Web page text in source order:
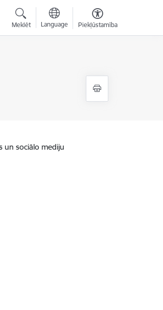
Meklēt Language Piekļūstamība
un sociālo mediju